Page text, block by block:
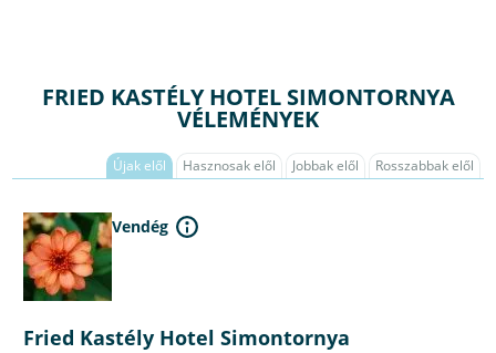
FRIED KASTÉLY HOTEL SIMONTORNYA
VÉLEMÉNYEK
Újak elől Hasznosak elől Jobbak elől Rosszabbak elől
Vendég
Fried Kastély Hotel Simontornya